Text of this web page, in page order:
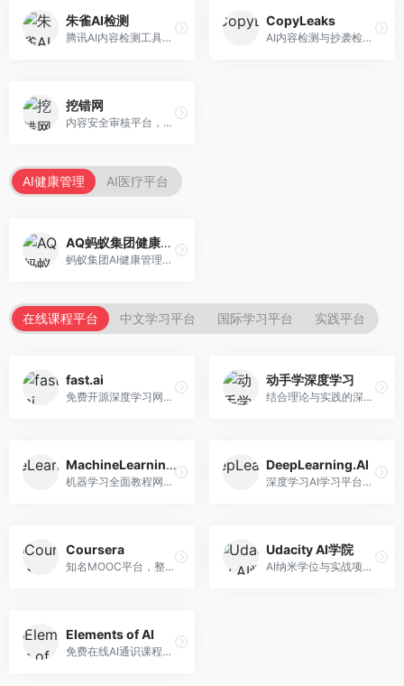
朱雀AI检测
腾讯AI内容检测工具，专注于中文内容识别。面向中文用户，提供AI内容检测、文本分析、报告生成等服务，中文检测专业。
CopyLeaks
AI内容检测与抄袭检测平台，专注于内容原创性验证。面向教育机构和出版商，提供AI检测、抄袭检测、多语言支持等服务，检测全面。
挖错网
内容安全审核平台，专注于违规内容检测。面向企业和平台，提供内容审核、敏感词检测、风险预警等服务，安全审核专业。
AI健康管理 AI医疗平台
AQ蚂蚁集团健康管家
蚂蚁集团AI健康管理服务，专注于个人健康监测。面向个人用户，提供健康评估、慢病管理、健康建议等服务，健康管理便捷。
在线课程平台 中文学习平台 国际学习平台 实践平台
fast.ai
免费开源深度学习网站，专注于实用AI教学。面向开发者，提供免费深度学习课程、实战项目、代码库等资源，学习门槛低。
动手学深度学习
结合理论与实践的深度学习教材，专注于代码驱动学习。面向学生和开发者，提供深度学习理论、代码实现、练习题等资源，学习体验好。
MachineLearningMastery
机器学习全面教程网站，专注于实用技能教学。面向开发者，提供机器学习算法、Python实现、项目实战等教程，实用性强。
DeepLearning.AI
深度学习AI学习平台，由吴恩达创立。面向AI学习者，提供深度学习专项课程、AI新闻、技术社区等资源，课程质量权威。
Coursera
知名MOOC平台，整合全球顶尖大学课程资源。面向学习者，提供AI、机器学习、深度学习等课程，证书认可度高，课程质量专业。
Udacity AI学院
AI纳米学位与实战项目平台，专注于职业导向学习。面向AI从业者，提供机器学习、深度学习、计算机视觉等纳米学位，项目实战性强。
Elements of AI
免费在线AI通识课程，专注于AI基础知识普及。面向普通大众，提供AI概念、原理、应用等入门知识，语言通俗易懂。